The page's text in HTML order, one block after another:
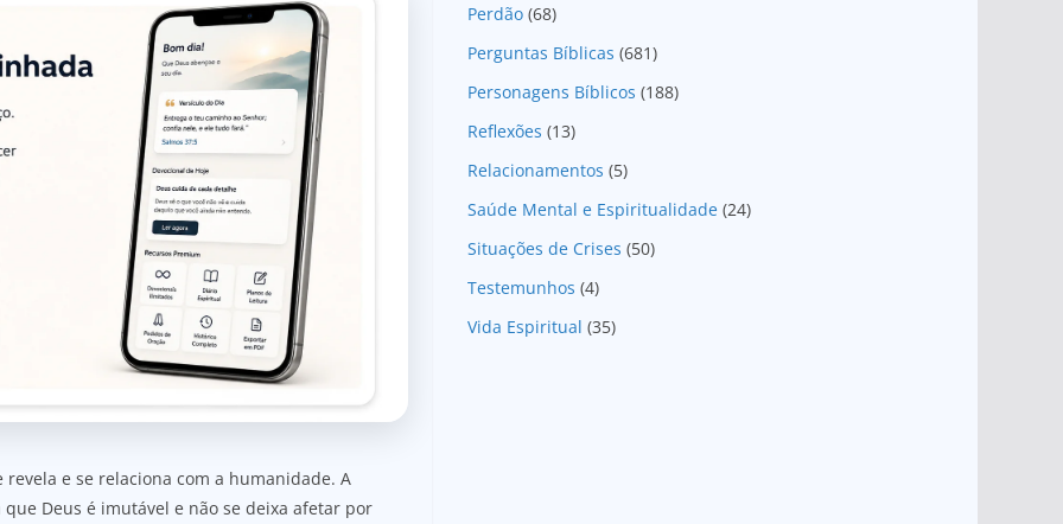
e se relaciona com a humanidade. A
Deus é imutável e não se deixa afetar por
Perdão (68)
Perguntas Bíblicas (681)
Personagens Bíblicos (188)
Reflexões (13)
Relacionamentos (5)
Saúde Mental e Espiritualidade (24)
Situações de Crises (50)
Testemunhos (4)
Vida Espiritual (35)